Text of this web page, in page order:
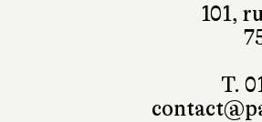
101,
T.